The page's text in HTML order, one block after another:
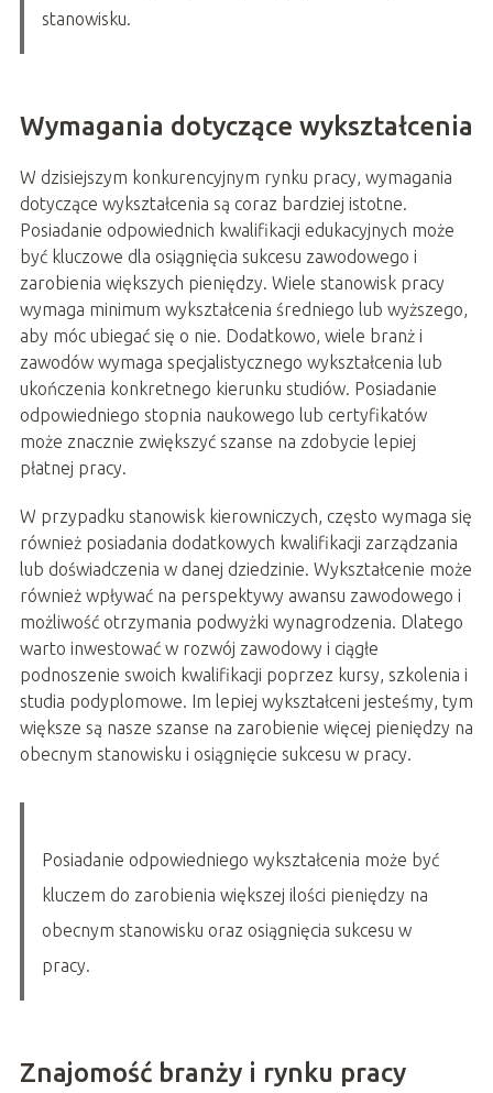
stanowisku.
Wymagania dotyczące wykształcenia
W dzisiejszym konkurencyjnym rynku pracy, wymagania
dotyczące wykształcenia są coraz bardziej istotne.
Posiadanie odpowiednich kwalifikacji edukacyjnych może
być kluczowe dla osiągnięcia sukcesu zawodowego i
zarobienia większych pieniędzy. Wiele stanowisk pracy
wymaga minimum wykształcenia średniego lub wyższego,
aby móc ubiegać się o nie. Dodatkowo, wiele branż i
zawodów wymaga specjalistycznego wykształcenia lub
ukończenia konkretnego kierunku studiów. Posiadanie
odpowiedniego stopnia naukowego lub certyfikatów
może znacznie zwiększyć szanse na zdobycie lepiej
płatnej pracy.
W przypadku stanowisk kierowniczych, często wymaga się
również posiadania dodatkowych kwalifikacji zarządzania
lub doświadczenia w danej dziedzinie. Wykształcenie może
również wpływać na perspektywy awansu zawodowego i
możliwość otrzymania podwyżki wynagrodzenia. Dlatego
warto inwestować w rozwój zawodowy i ciągłe
podnoszenie swoich kwalifikacji poprzez kursy, szkolenia i
studia podyplomowe. Im lepiej wykształceni jesteśmy, tym
większe są nasze szanse na zarobienie więcej pieniędzy na
obecnym stanowisku i osiągnięcie sukcesu w pracy.
Posiadanie odpowiedniego wykształcenia może być
kluczem do zarobienia większej ilości pieniędzy na
obecnym stanowisku oraz osiągnięcia sukcesu w
pracy.
Znajomość branży i rynku pracy